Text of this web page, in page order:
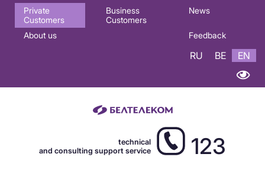
Основная
навигация
Private
Customers
Business
Customers
News
About us Feedback
RU BE EN
technical
and consulting support service
123